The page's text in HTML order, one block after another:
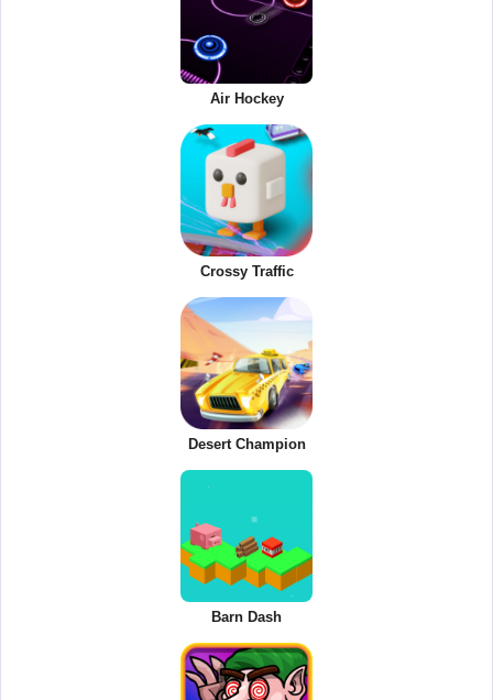
Air Hockey
Crossy Traffic
Desert Champion
Barn Dash